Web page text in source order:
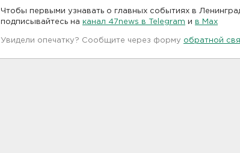
Чтобы первыми узнавать о главных событиях в
подписывайтесь на канал 47news в Telegram и в Maх
Увидели опечатку? Сообщите через форму обратной